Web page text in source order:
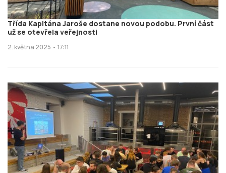
Třída Kapitána Jaroše dostane novou podobu. První část
už se otevřela veřejnosti
2. května 2025 • 17:11